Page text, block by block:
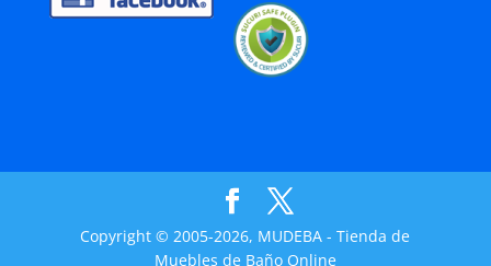
Copyright © 2005-2026, MUDEBA - Tienda de
Muebles de Baño Online